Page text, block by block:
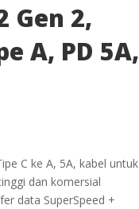
Gen 2,
A, PD 5A,
C ke A, 5A, kabel untuk
dan komersial
data SuperSpeed +